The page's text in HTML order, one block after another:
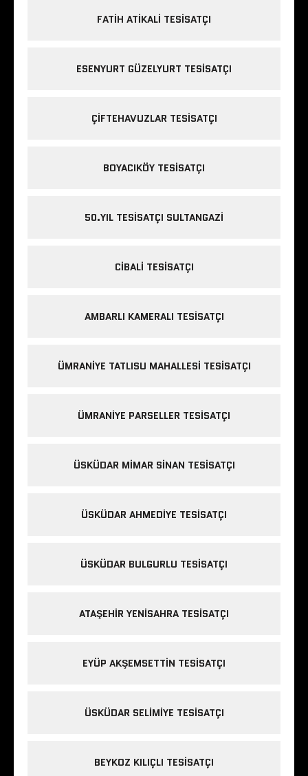
FATIH ATIKALI TESISATÇI
ESENYURT GÜZELYURT TESISATÇI
ÇIFTEHAVUZLAR TESISATÇI
BOYACIKÖY TESISATÇI
50.YIL TESISATÇI SULTANGAZI
CIBALI TESISATÇI
AMBARLI KAMERALI TESISATÇI
ÜMRANIYE TATLISU MAHALLESI TESISATÇI
ÜMRANIYE PARSELLER TESISATÇI
ÜSKÜDAR MIMAR SINAN TESISATÇI
ÜSKÜDAR AHMEDIYE TESISATÇI
ÜSKÜDAR BULGURLU TESISATÇI
ATAŞEHIR YENISAHRA TESISATÇI
EYÜP AKŞEMSETTIN TESISATÇI
ÜSKÜDAR SELIMIYE TESISATÇI
BEYKOZ KILIÇLI TESISATÇI